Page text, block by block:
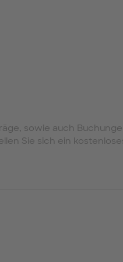
sowie auch
Sie sich ein